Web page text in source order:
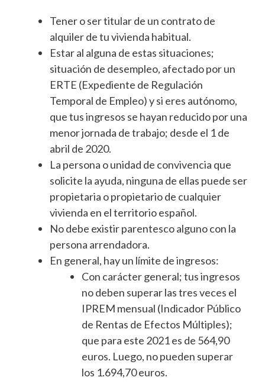
Tener o ser titular de un contrato de
alquiler de tu vivienda habitual.
Estar al alguna de estas situaciones;
situación de desempleo, afectado por un
ERTE (Expediente de Regulación
Temporal de Empleo) y si eres autónomo,
que tus ingresos se hayan reducido por una
menor jornada de trabajo; desde el 1 de
abril de 2020.
La persona o unidad de convivencia que
solicite la ayuda, ninguna de ellas puede ser
propietaria o propietario de cualquier
vivienda en el territorio español.
No debe existir parentesco alguno con la
persona arrendadora.
En general, hay un límite de ingresos:
Con carácter general; tus ingresos
no deben superar las tres veces el
IPREM mensual (Indicador Público
de Rentas de Efectos Múltiples);
que para este 2021 es de 564,90
euros. Luego, no pueden superar
los 1.694,70 euros.